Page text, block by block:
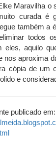
Maravilha o
curada é
também a
todos
eles, aquilo
nos aproxima
cópia de um
e
publicado em: